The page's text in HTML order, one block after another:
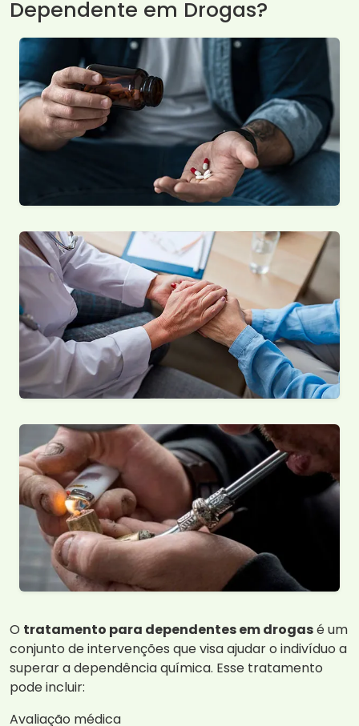
Dependente em Drogas?
O tratamento para dependentes em drogasé um
conjunto de intervenções que visa ajudar o indivíduo a
superar a dependência química. Esse tratamento
pode incluir:
Avaliação médica